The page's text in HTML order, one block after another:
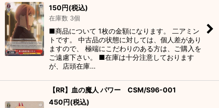
150円(税込)
在庫数 3個
■商品について 1枚の金額になります。 二アミン
トです。 中古品の状態に対しては、個人差があり
ますので、 極端にこだわりのある方は、ご購入を
ご遠慮下さい。 ■在庫は十分注意しております
が、店頭在庫…
【RR】血の魔人 パワー CSM/S96-001
450円(税込)